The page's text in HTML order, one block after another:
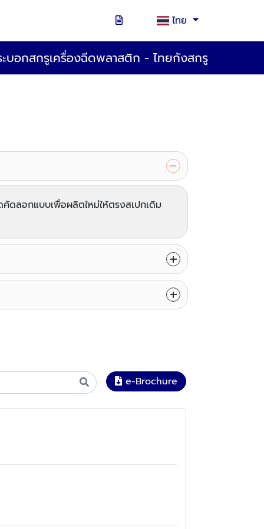
ไทย
บอกสกรูเครื่องฉีดพลาสติก - ไทยกังสกรู
คัดลอกแบบเพื่อผลิตใหม่ให้ตรงสเปกเดิม
e-Brochure